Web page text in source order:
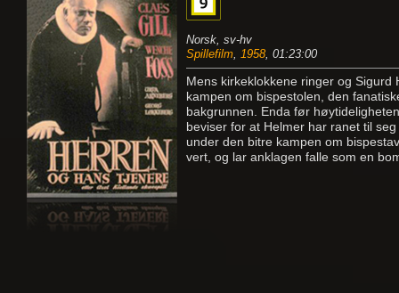
Norsk, sv-hv
Spillefilm, 1958, 01:23:00
Mens kirkeklokkene ringer og
kampen om bispestolen, den
bakgrunnen. Enda før
beviser for at Helmer har ranet til
under den bitre kampen om
vert, og lar anklagen falle som en